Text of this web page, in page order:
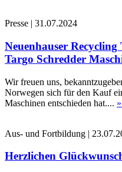
Presse | 31.07.2024
Neuenhauser
Targo Schredder
Wir freuen uns,
Norwegen sich für den Kauf
Maschinen entschieden hat....
Aus- und Fortbildung |
Herzlichen